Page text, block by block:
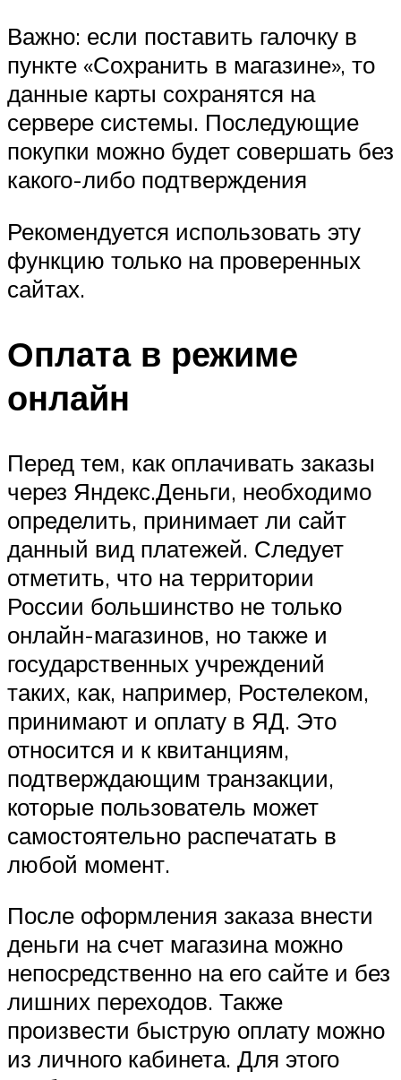
Важно: если поставить галочку в
пункте «Сохранить в магазине», то
данные карты сохранятся на
сервере системы. Последующие
покупки можно будет совершать без
какого-либо подтверждения
Рекомендуется использовать эту
функцию только на проверенных
сайтах.
Оплата в режиме
онлайн
Перед тем, как оплачивать заказы
через Яндекс.Деньги, необходимо
определить, принимает ли сайт
данный вид платежей. Следует
отметить, что на территории
России большинство не только
онлайн-магазинов, но также и
государственных учреждений
таких, как, например, Ростелеком,
принимают и оплату в ЯД. Это
относится и к квитанциям,
подтверждающим транзакции,
которые пользователь может
самостоятельно распечатать в
любой момент.
После оформления заказа внести
деньги на счет магазина можно
непосредственно на его сайте и без
лишних переходов. Также
произвести быструю оплату можно
из личного кабинета. Для этого